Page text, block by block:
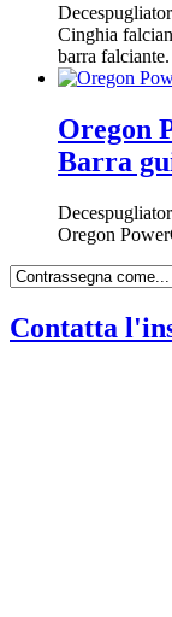
Cinghia
barra
Oregon
Barra
Oregon
Contatta